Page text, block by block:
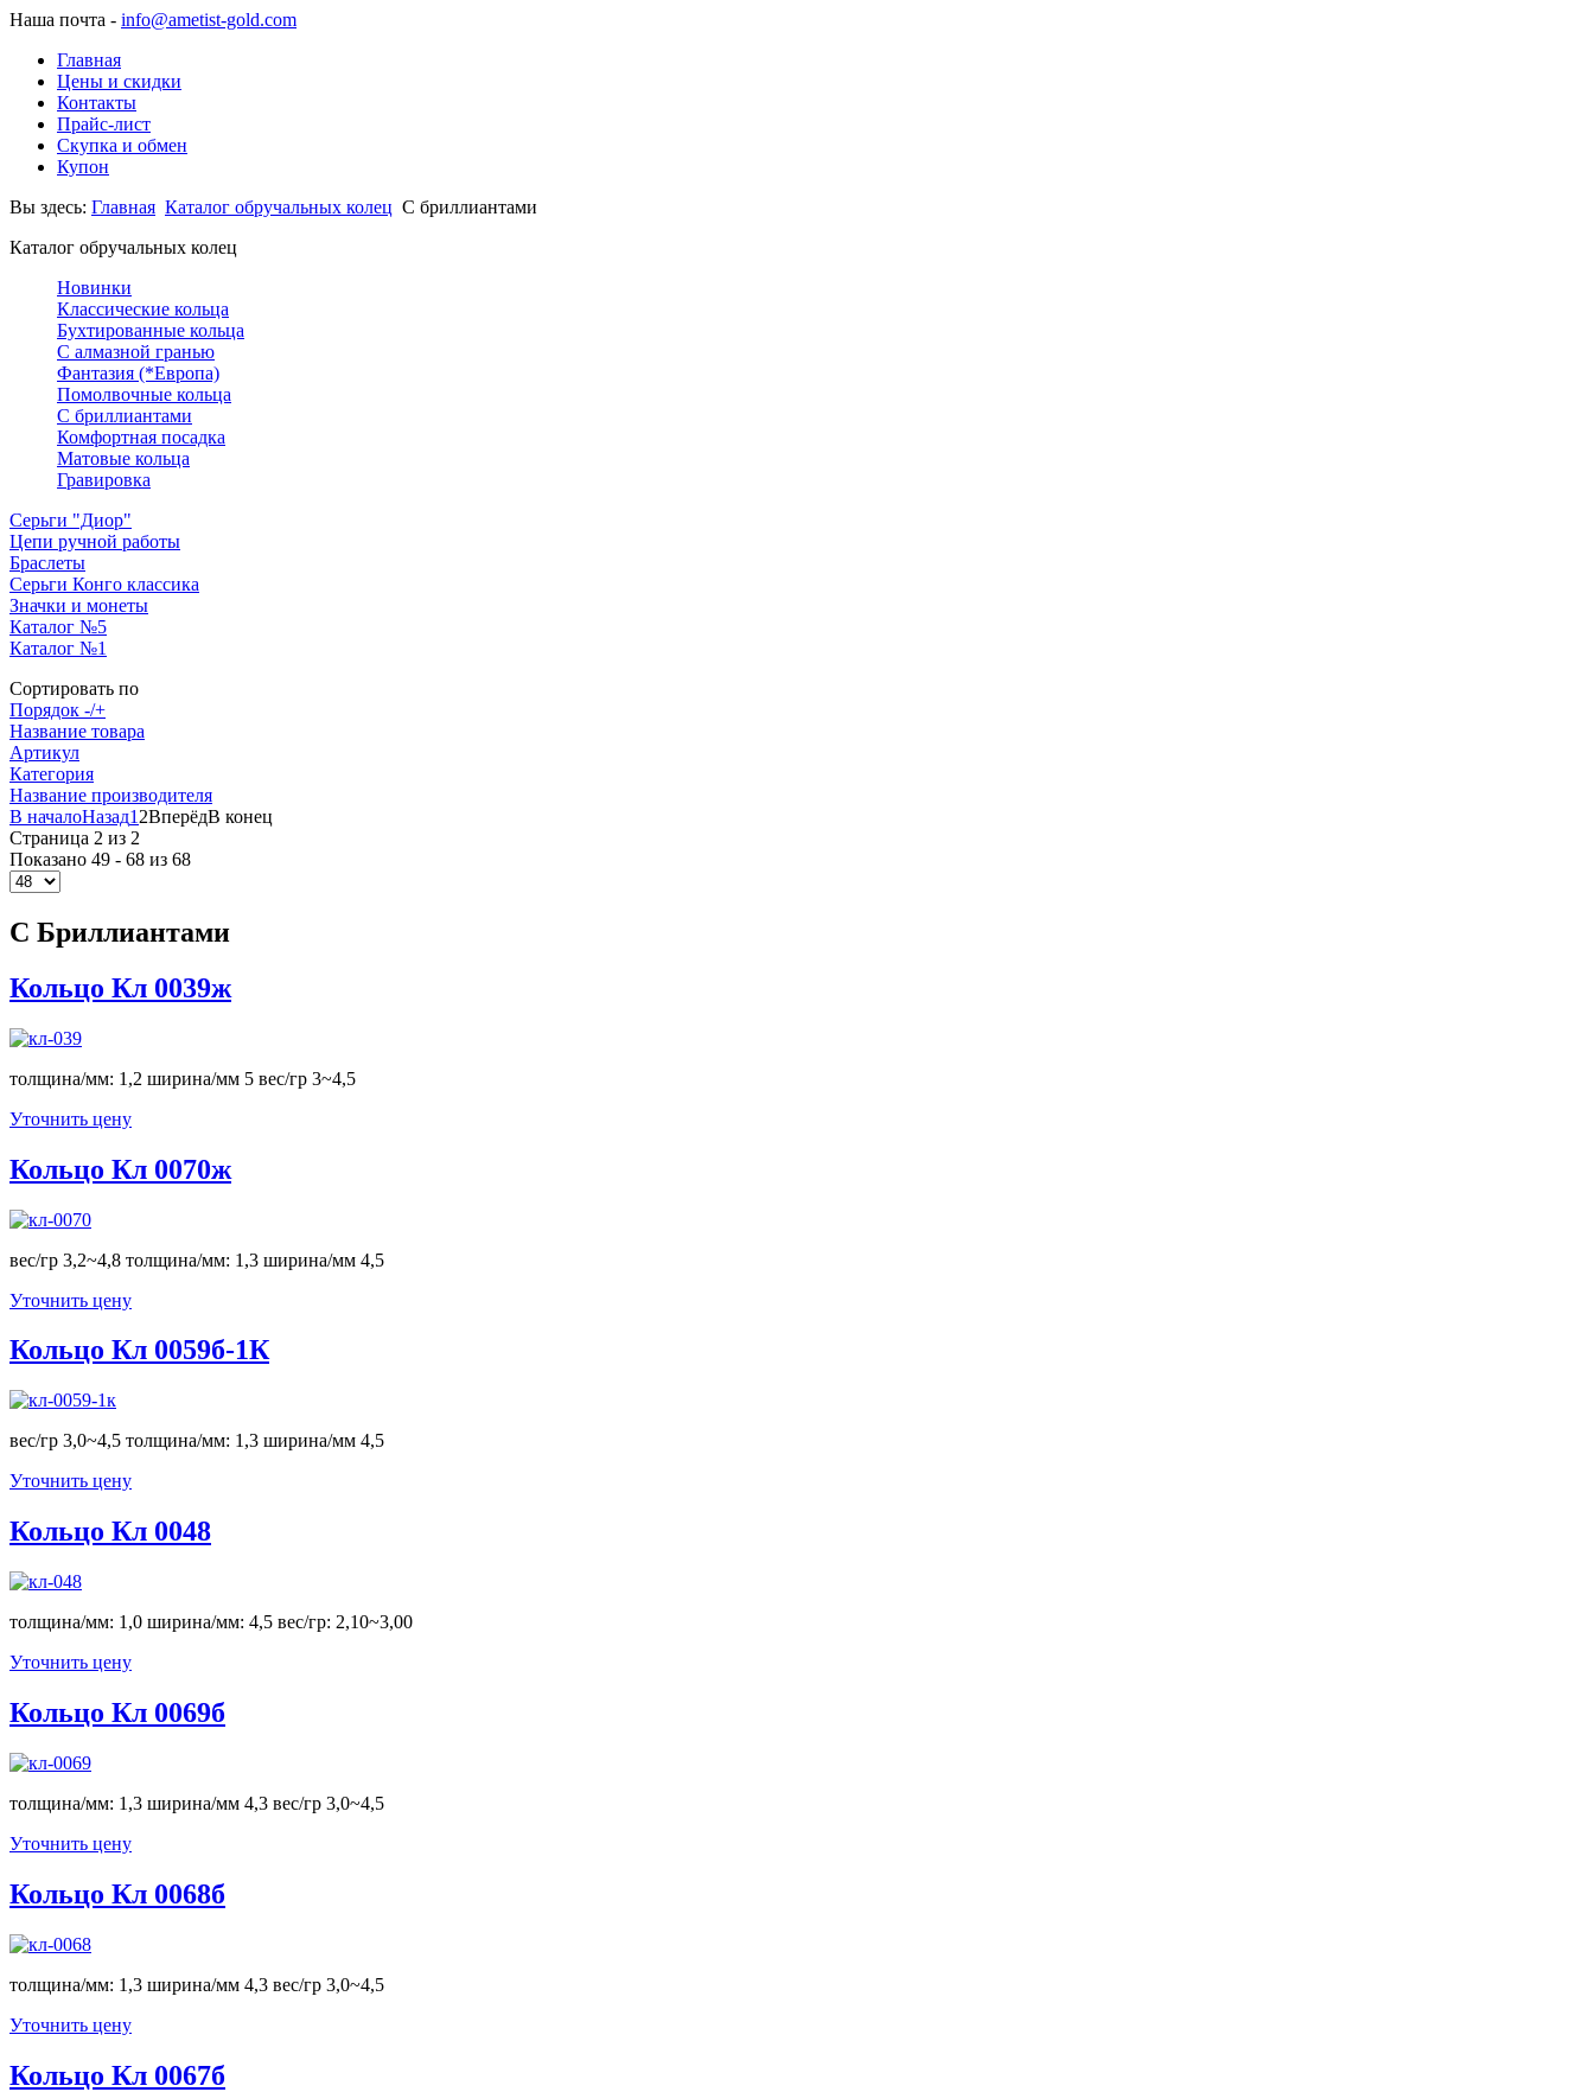
Наша почта - info@ametist-gold.com
Главная
Цены и скидки
Контакты
Прайс-лист
Скупка и обмен
Купон
Вы здесь: Главная Каталог обручальных колец С бриллиантами
Каталог обручальных колец
Новинки
Классические кольца
Бухтированные кольца
С алмазной гранью
Фантазия (*Европа)
Помолвочные кольца
С бриллиантами
Комфортная посадка
Матовые кольца
Гравировка
Серьги "Диор"
Цепи ручной работы
Браслеты
Серьги Конго классика
Значки и монеты
Каталог №5
Каталог №1
Сортировать по
Порядок -/+
Название товара
Артикул
Категория
Название производителя
В началоНазад1 2ВперёдВ конец
Страница 2 из 2
Показано 49 - 68 из 68
С Бриллиантами
Кольцо Кл 0039ж
толщина/мм: 1,2 ширина/мм 5 вес/гр 3~4,5
Уточнить цену
Кольцо Кл 0070ж
вес/гр 3,2~4,8 толщина/мм: 1,3 ширина/мм 4,5
Уточнить цену
Кольцо Кл 0059б-1К
вес/гр 3,0~4,5 толщина/мм: 1,3 ширина/мм 4,5
Уточнить цену
Кольцо Кл 0048
толщина/мм: 1,0 ширина/мм: 4,5 вес/гр: 2,10~3,00
Уточнить цену
Кольцо Кл 0069б
толщина/мм: 1,3 ширина/мм 4,3 вес/гр 3,0~4,5
Уточнить цену
Кольцо Кл 0068б
толщина/мм: 1,3 ширина/мм 4,3 вес/гр 3,0~4,5
Уточнить цену
Кольцо Кл 0067б